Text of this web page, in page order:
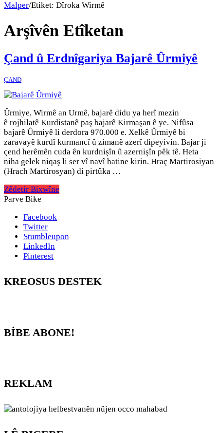
Malper/Etiket: Dîroka Wirmê
Arşîvên Etîketan
Çand û Erdnîgariya Bajarê Ûrmiyê
ÇAND
Ûrmiye, Wirmê an Urmê, bajarê didu ya herî mezin
ê rojhilatê Kurdistanê paş bajarê Kirmaşan ê ye. Nifûsa
bajarê Ûrmiyê li derdora 970.000 e. Xelkê Ûrmiyê bi
zaravayê kurdî kurmancî û zimanê azerî dipeyivin. Bajar ji
çend herêmên cuda ên kurdnişîn û azernişîn pêk tê. Heta
niha gelek niqaş li ser vî navî hatine kirin. Hraç Martirosiyan
(Hrach Martirosyan) di pirtûka …
Zêdetir Bixwîne
Parve Bike
Facebook
Twitter
Stumbleupon
LinkedIn
Pinterest
KREOSUS DESTEK
BİBE ABONE!
REKLAM